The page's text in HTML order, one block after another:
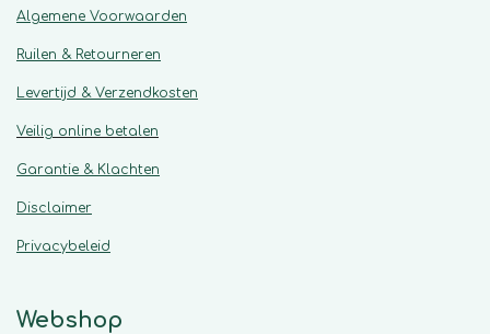
Algemene Voorwaarden
Ruilen & Retourneren
Levertijd & Verzendkosten
Veilig online betalen
Garantie & Klachten
Disclaimer
Privacybeleid
Webshop